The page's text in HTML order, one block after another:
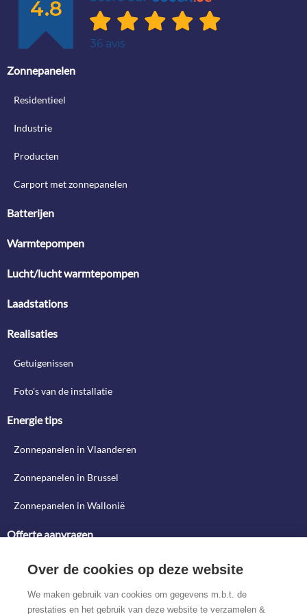
Zonnepanelen
Residentieel
Industrie
Producten
Carport met zonnepanelen
Batterijen
Warmtepompen
Lucht/lucht warmtepompen
Laadstations
Realisaties
Getuigenissen
Foto's van de installatie
Energie tips
Zonnepanelen in Vlaanderen
Zonnepanelen in Brussel
Zonnepanelen in Wallonië
Offerte aanvragen
Offerte aanvragen
Ontwerp uw systeem
Over de cookies op deze website
We maken gebruik van cookies om gegevens m.b.t. de
prestaties en het gebruik van deze website te verzamelen &